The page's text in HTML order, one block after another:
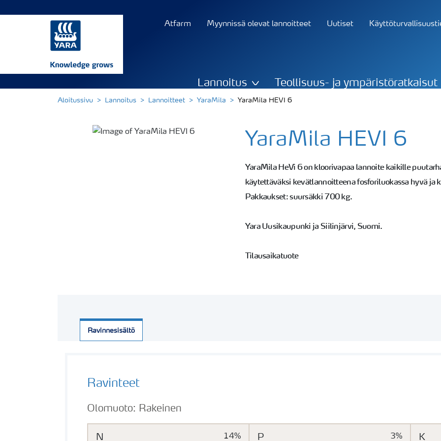
Atfarm Myynnissä olevat lannoitteet Uutiset
Lannoitus Teollisuus- ja ympäristöratkaisut
Aloitussivu Lannoitus Lannoitteet YaraMila YaraMila HEVI 6
YaraMila HEVI 6
YaraMila HeVi 6 on kloorivapaa lannoite kaikille
käytettäväksi kevätlannoitteena fosforiluokassa hyvä ja
Pakkaukset: suursäkki 700 kg.
Yara Uusikaupunki ja Siilinjärvi, Suomi.
Tilausaikatuote
Ravinnesisältö
Ravinteet
N 14% P 3% K
Olomuoto: Rakeinen